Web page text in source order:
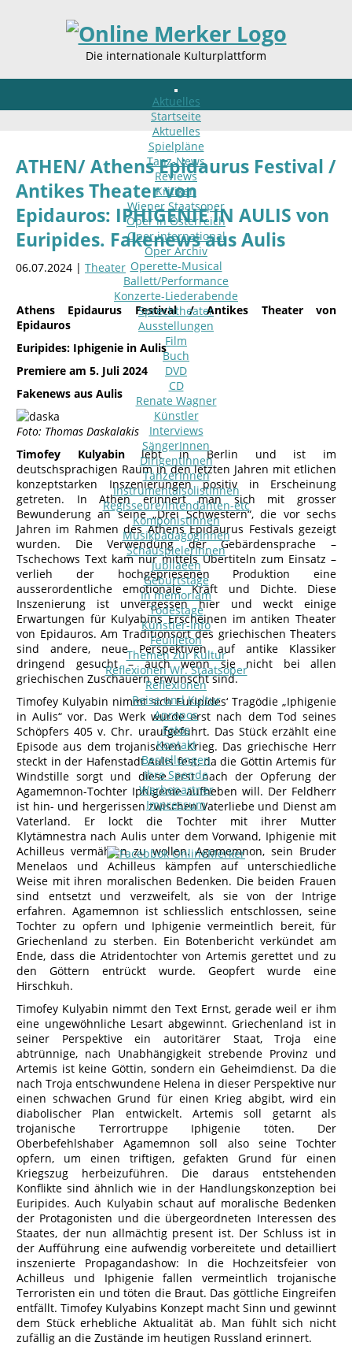
Die internationale Kulturplattform
Aktuelles
Startseite
Aktuelles
Spielpläne
Tanz-News
Reviews
Kritiken
Wiener Staatsoper
Oper in Österreich
Oper international
Oper Archiv
Operette-Musical
Ballett/Performance
Konzerte-Liederabende
Sprechtheater
Ausstellungen
Film
Buch
DVD
CD
Renate Wagner
Künstler
Interviews
SängerInnen
DirigentInnen
TänzerInnen
InstrumentalsolistInnen
Regisseure/Intendanten-etc
KomponistInnen
MusikpädagogInnen
SchauspielerInnen
Jubilaeen
Geburtstage
In memoriam
Todestage
Künstler-Info
Feuilleton
Themen zur Kultur
Reflexionen Wr. Staatsoper
Reflexionen
Reise und Kultur
Apropos
Fotos
Kontakt
Bestellungen
Ihre Spende
Werbepartner
Impressum
ATHEN/ Athens Epidaurus Festival /
Antikes Theater von
Epidauros: IPHIGENIE IN AULIS von
Euripides. Fakenews aus Aulis
06.07.2024 | Theater
Athens Epidaurus Festival / Antikes Theater von
Epidauros
Euripides: Iphigenie in Aulis
Premiere am 5. Juli 2024
Fakenews aus Aulis
Foto: Thomas Daskalakis
Timofey Kulyabinlebt in Berlin und ist im
deutschsprachigen Raum in den letzten Jahren mit etlichen
konzeptstarken Inszenierungen positiv in Erscheinung
getreten. In Athen erinnert man sich mit grosser
Bewunderung an seine „Drei Schwestern“, die vor sechs
Jahren im Rahmen des Athens Epidaurus Festivals gezeigt
wurden. Die Verwendung der Gebärdensprache –
Tschechows Text kam nur mittels Übertiteln zum Einsatz –
verlieh der hochgepriesenen Produktion eine
ausserordentliche emotionale Kraft und Dichte. Diese
Inszenierung ist unvergessen hier und weckt einige
Erwartungen für Kulyabins Erscheinen im antiken Theater
von Epidauros. Am Traditionsort des griechischen Theaters
sind andere, neue Perspektiven auf antike Klassiker
dringend gesucht – auch wenn sie nicht bei allen
griechischen Zuschauern erwünscht sind.
Timofey Kulyabin nimmt sich Euripides‘ Tragödie „Iphigenie
in Aulis“ vor. Das Werk wurde erst nach dem Tod seines
Schöpfers 405 v. Chr. uraufgeführt. Das Stück erzählt eine
Episode aus dem trojanischen Krieg. Das griechische Herr
steckt in der Hafenstadt Aulis fest, da die Göttin Artemis für
Windstille sorgt und diese erst nach der Opferung der
Agamemnon-Tochter Iphigenie aufheben will. Der Feldherr
ist hin- und hergerissen zwischen Vaterliebe und Dienst am
Vaterland. Er lockt die Tochter mit ihrer Mutter
Klytämnestra nach Aulis unter dem Vorwand, Iphigenie mit
Achilleus vermählen zu wollen. Agamemnon, sein Bruder
Menelaos und Achilleus kämpfen auf unterschiedliche
Weise mit ihren moralischen Bedenken. Die beiden Frauen
sind entsetzt und verzweifelt, als sie von der Intrige
erfahren. Agamemnon ist schliesslich entschlossen, seine
Tochter zu opfern und Iphigenie vermeintlich bereit, für
Griechenland zu sterben. Ein Botenbericht verkündet am
Ende, dass die Atridentochter von Artemis gerettet und zu
den Göttern entrückt wurde. Geopfert wurde eine
Hirschkuh.
Timofey Kulyabin nimmt den Text Ernst, gerade weil er ihm
eine ungewöhnliche Lesart abgewinnt. Griechenland ist in
seiner Perspektive ein autoritärer Staat, Troja eine
abtrünnige, nach Unabhängigkeit strebende Provinz und
Artemis ist keine Göttin, sondern ein Geheimdienst. Da die
nach Troja entschwundene Helena in dieser Perspektive nur
einen schwachen Grund für einen Krieg abgibt, wird ein
diabolischer Plan entwickelt. Artemis soll getarnt als
trojanische Terrortruppe Iphigenie töten. Der
Oberbefehlshaber Agamemnon soll also seine Tochter
opfern, um einen triftigen, gefakten Grund für einen
Kriegszug herbeizuführen. Die daraus entstehenden
Konflikte sind ähnlich wie in der Handlungskonzeption bei
Euripides. Auch Kulyabin schaut auf moralische Bedenken
der Protagonisten und die übergeordneten Interessen des
Staates, der nun allmächtig present ist. Der Schluss ist in
der Aufführung eine aufwendig vorbereitete und detailliert
inszenierte Propagandashow: In die Hochzeitsfeier von
Achilleus und Iphigenie fallen vermeintlich trojanische
Terroristen ein und töten die Braut. Das göttliche Eingreifen
entfällt. Timofey Kulyabins Konzept macht Sinn und gewinnt
dem Stück erhebliche Aktualität ab. Man fühlt sich nicht
zufällig an die Zustände im heutigen Russland erinnert.